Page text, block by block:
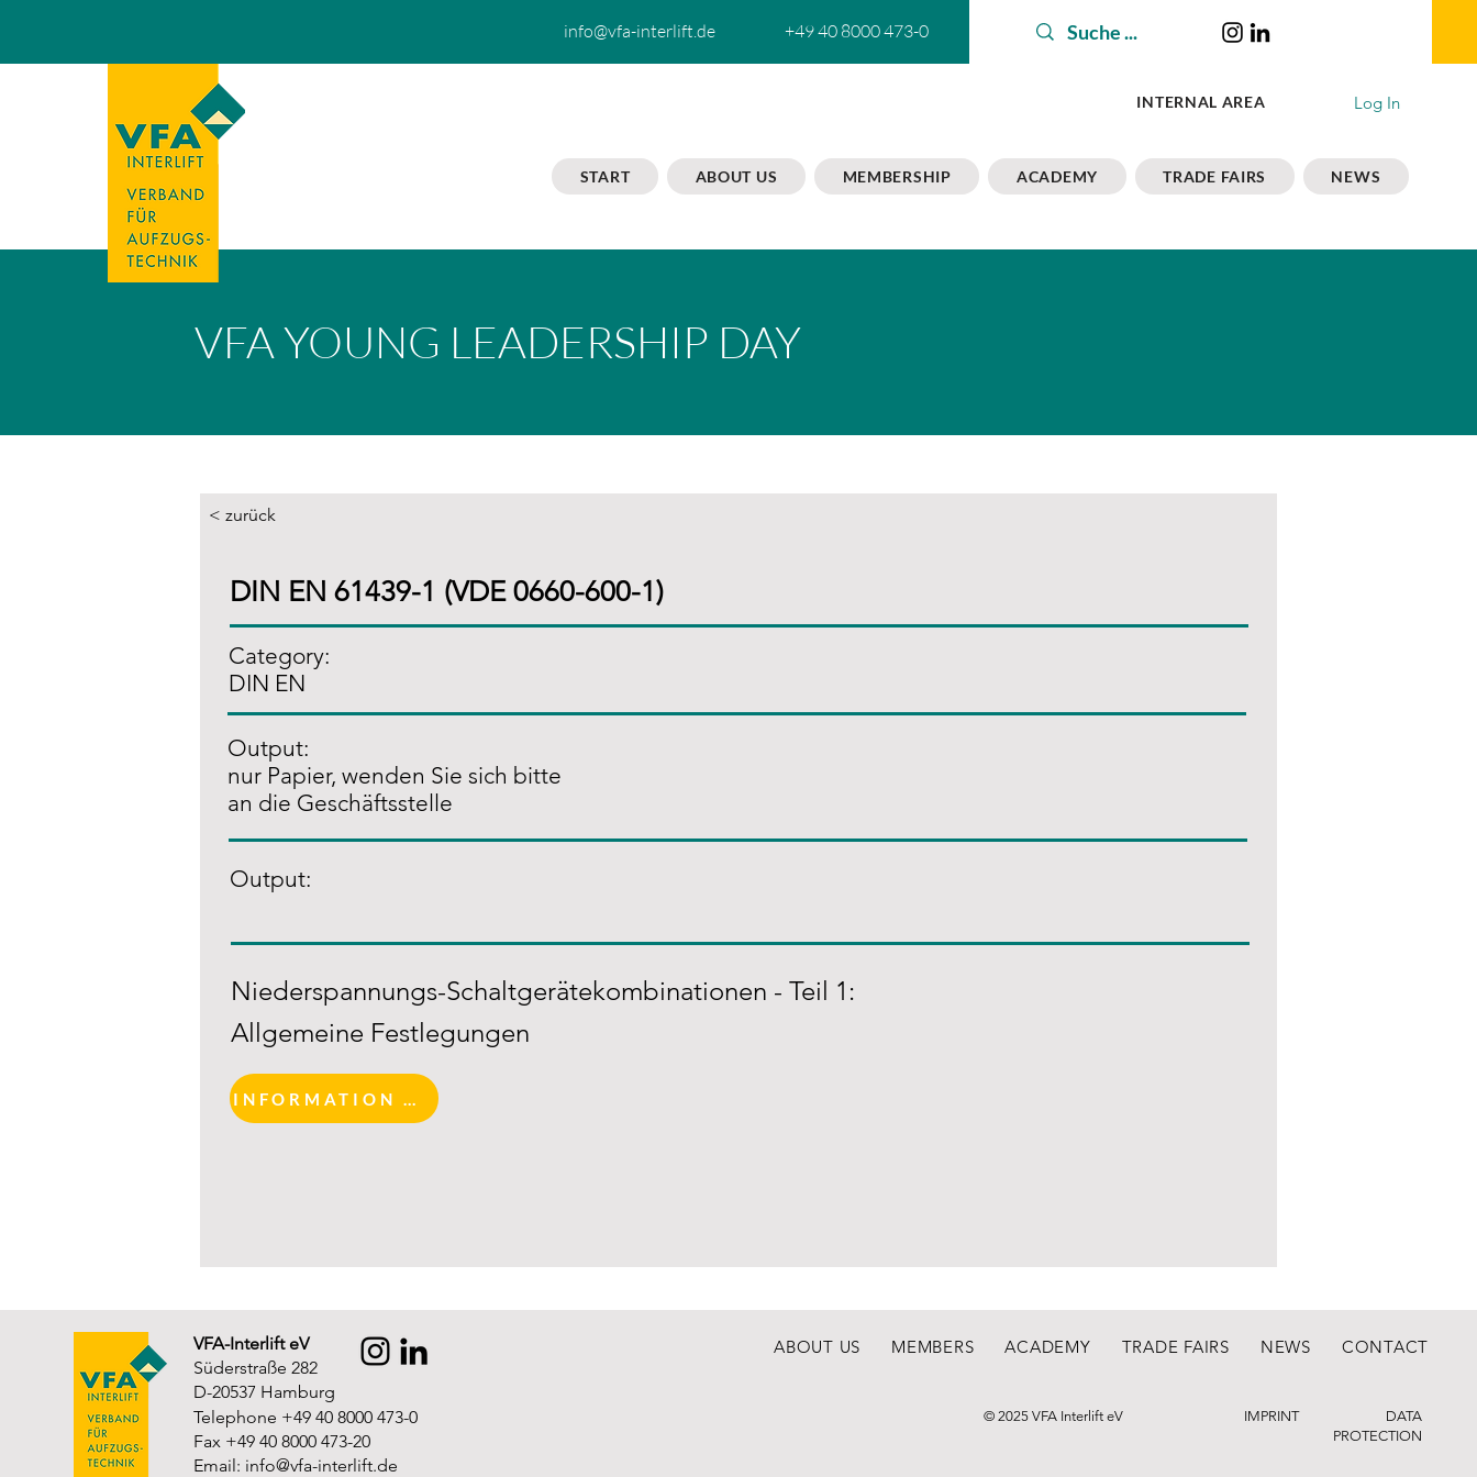
info@vfa-interlift.de +49 40 8000 473-0
INTERNAL AREA Log In
START ABOUT US MEMBERSHIP ACADEMY TRADE FAIRS NEWS
VFA YOUNG LEADERSHIP DAY
< zurück
DIN EN 61439-1 (VDE 0660-600-1)
Category:
DIN EN
Output:
nur Papier, wenden Sie sich bitte
an die Geschäftsstelle
Output:
Niederspannungs-Schaltgerätekombinationen - Teil 1:
Allgemeine Festlegungen
VFA-Interlift eV
Süderstraße 282
D-20537 Hamburg
Telephone +49 40 8000 473-0
Fax +49 40 8000 473-20
Email: info@vfa-interlift.de
ABOUT US MEMBERS ACADEMY TRADE FAIRS NEWS CONTACT
© 2025 VFA Interlift eV IMPRINT
DATA
PROTECTION